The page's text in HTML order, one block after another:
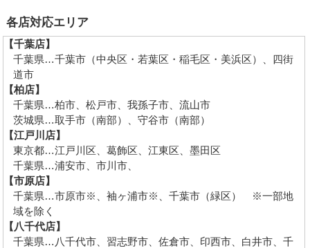
各店対応エリア
【千葉店】
千葉県…千葉市（中央区・若葉区・稲毛区・美浜区）、四街
道市
【柏店】
千葉県…柏市、松戸市、我孫子市、流山市
茨城県…取手市（南部）、守谷市（南部）
【江戸川店】
東京都…江戸川区、葛飾区、江東区、墨田区
千葉県…浦安市、市川市、
【市原店】
千葉県…市原市※、袖ヶ浦市※、千葉市（緑区） ※一部地
域を除く
【八千代店】
千葉県…八千代市、習志野市、佐倉市、印西市、白井市、千